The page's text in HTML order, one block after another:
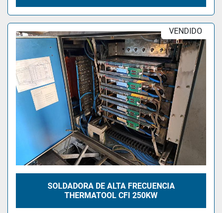
VENDIDO
SOLDADORA DE ALTA FRECUENCIA
THERMATOOL CFI 250KW